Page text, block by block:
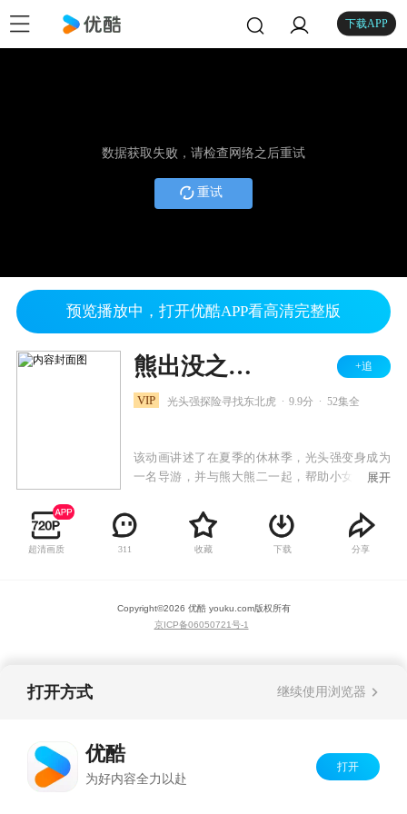
下载APP
数据获取失败，请检查网络之后重试
重试
预览播放中，打开优酷APP看高清完整版
熊出没之探险日记 +追
VIP 光头强探险寻找东北虎 9.9分 52集全
该动画讲述了在夏季的休林季，光头强变身成为
一名导游，并与熊大熊二一起，帮助小女孩赵琳
虎的探险路上，他们走过美丽神秘的森林、奇妙
的地下世界、缤纷的雪山世界……他们不仅面临
自然生存的考验，还要与盗猎者反派斗智斗勇、
展开
超清画质 311 收藏 下载 分享
Copyright©2026 优酷 youku.com版权所有
京ICP备06050721号-1
打开方式 继续使用浏览器
优酷
为好内容全力以赴
打开